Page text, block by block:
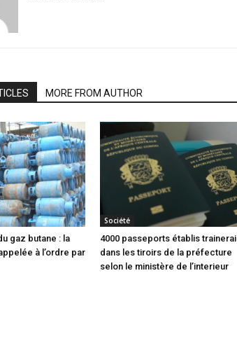
MORE FROM AUTHOR
gaz butane : la
à l’ordre par
Société
4000 passeports établis
dans les tiroirs de la préfecture
selon le ministère de l’interieur